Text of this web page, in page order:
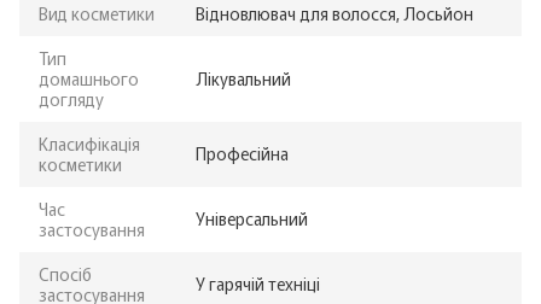
Вид косметики
Відновлювач для волосся, Лосьйон
Тип
домашнього
догляду
Лікувальний
Класифікація
косметики
Професійна
Час
застосування
Універсальний
Спосіб
застосування
У гарячій техніці